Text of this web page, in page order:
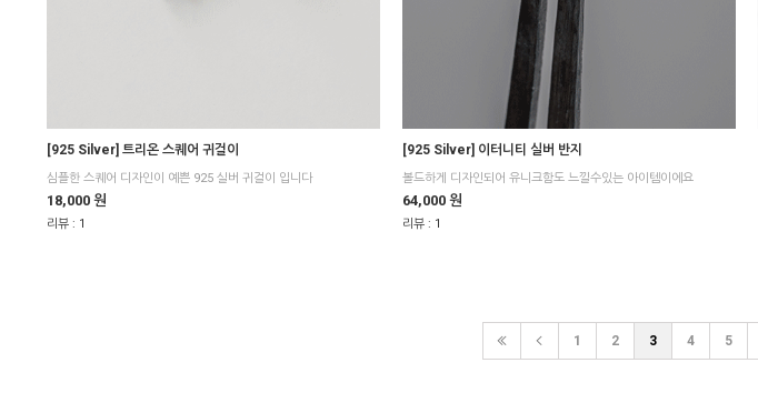
[925 Silver] 트리온 스퀘어 귀걸이
심플한 스퀘어 디자인이 예쁜 925 실버 귀걸이 입니다
18,000 원
리뷰 : 1
[925 Silver] 이터니티 실버 반지
볼드하게 디자인되어 유니크함도 느낄수있는 아이템이에요
64,000 원
리뷰 : 1
1 2 3 4 5